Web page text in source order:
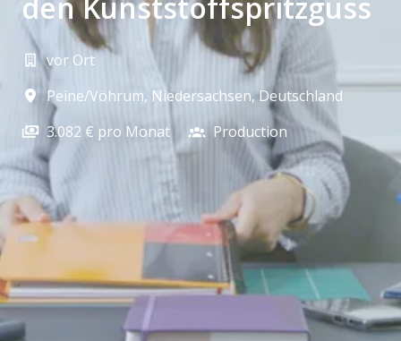
den Kunststoffspritzguss
vor Ort
Peine/Vöhrum, Niedersachsen, Deutschland
3.082 € pro Monat
Production